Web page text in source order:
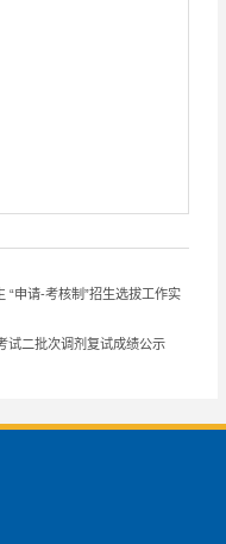
“申请-考核制”招生选拔工作实
试二批次调剂复试成绩公示